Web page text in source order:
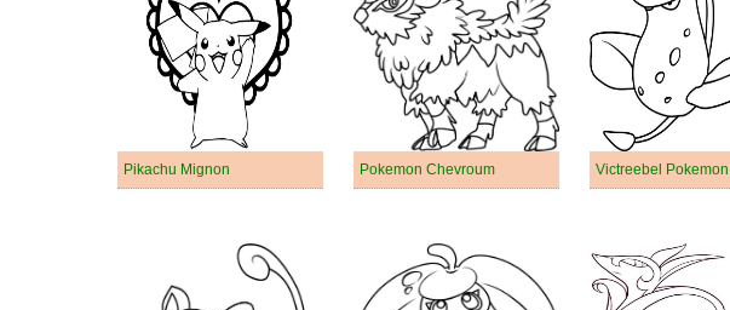
Pikachu Mignon Pokemon Chevroum Victreebel